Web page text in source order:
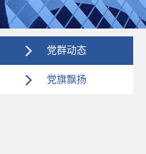
党群动态
党旗飘扬